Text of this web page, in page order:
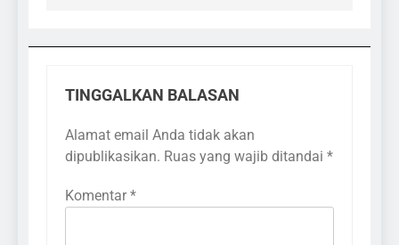
TINGGALKAN BALASAN
Alamat email Anda tidak akan
dipublikasikan. Ruas yang wajib ditandai *
Komentar *